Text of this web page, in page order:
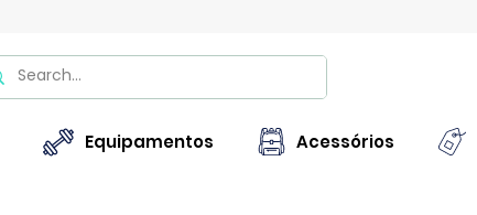
Equipamentos Acessórios